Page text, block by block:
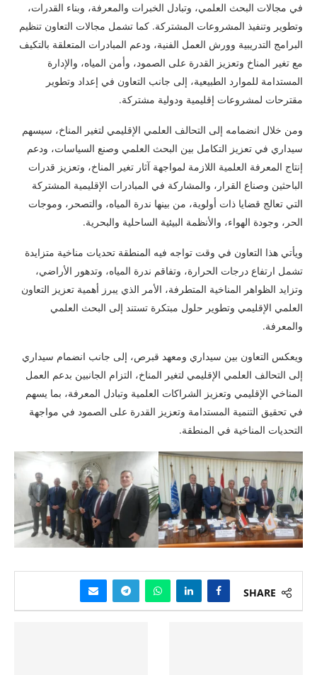
في مجالات البحث العلمي، وتبادل الخبرات والمعرفة، وبناء القدرات،
وتطوير وتنفيذ المشروعات المشتركة. كما تشمل مجالات التعاون تنظيم
البرامج التدريبية وورش العمل الفنية، ودعم المبادرات المتعلقة بالتكيف
مع تغير المناخ وتعزيز القدرة على الصمود، وأمن المياه، والإدارة
المستدامة للموارد الطبيعية، إلى جانب التعاون في إعداد وتطوير
مقترحات لمشروعات إقليمية ودولية مشتركة.
ومن خلال انضمامه إلى التحالف العلمي الإقليمي لتغير المناخ، سيسهم
سيداري في تعزيز التكامل بين البحث العلمي وصنع السياسات، ودعم
إنتاج المعرفة العلمية اللازمة لمواجهة آثار تغير المناخ، وتعزيز قدرات
الباحثين وصناع القرار، والمشاركة في المبادرات الإقليمية المشتركة
التي تعالج قضايا ذات أولوية، من بينها ندرة المياه، والتصحر، وموجات
الحر، وجودة الهواء، والأنظمة البيئية الساحلية والبحرية.
ويأتي هذا التعاون في وقت تواجه فيه المنطقة تحديات مناخية متزايدة
تشمل ارتفاع درجات الحرارة، وتفاقم ندرة المياه، وتدهور الأراضي،
وتزايد الظواهر المناخية المتطرفة، الأمر الذي يبرز أهمية تعزيز التعاون
العلمي الإقليمي وتطوير حلول مبتكرة تستند إلى البحث العلمي
والمعرفة.
ويعكس التعاون بين سيداري ومعهد قبرص، إلى جانب انضمام سيداري
إلى التحالف العلمي الإقليمي لتغير المناخ، التزام الجانبين بدعم العمل
المناخي الإقليمي وتعزيز الشراكات العلمية وتبادل المعرفة، بما يسهم
في تحقيق التنمية المستدامة وتعزيز القدرة على الصمود في مواجهة
التحديات المناخية في المنطقة.
SHARE